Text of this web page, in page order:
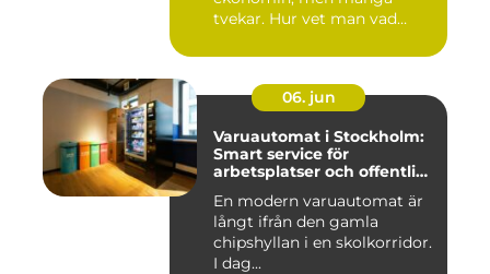
tvekar. Hur vet man vad
06. jun
Varuautomat i Stockholm:
Smart service för
arbetsplatser och offentliga
En modern varuautomat är
långt ifrån den gamla
chipshyllan i en skolkorridor.
I dag...